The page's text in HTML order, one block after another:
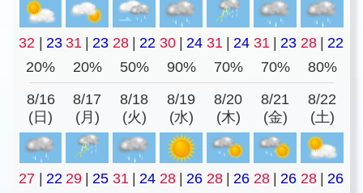
32 | 23 31 | 23 28 | 22 30 | 24 31 | 24 31 | 23 28 | 22
20%
20% 50% 90% 70% 70% 80%
8/16
(日)
8/17
(月)
8/18
(火)
8/19
(水)
8/20
(木)
8/21
(金)
8/22
(土)
27 | 22 29 | 25 31 | 24 28 | 26 28 | 26 28 | 26 28 | 26